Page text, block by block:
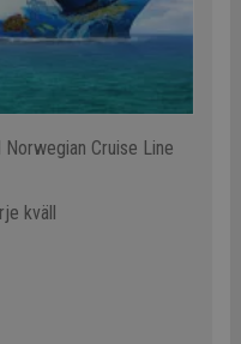
Cruise Line
kväll